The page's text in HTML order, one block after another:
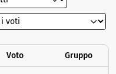
Voto Gruppo